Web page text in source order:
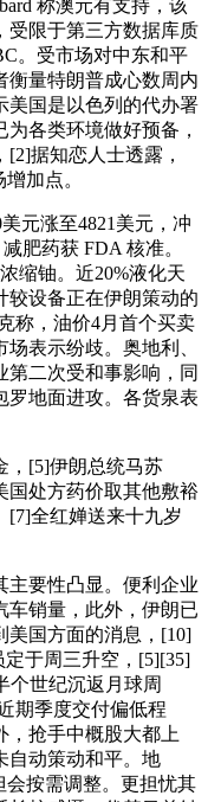
称澳元有支持，该
受限于第三方数据库质
。受市场对中东和平
衡量特朗普成心数周内
美国是以色列的代办署
各类环境做好预备，
据知恋人士透露，
加点。
元涨至4821美元，冲
肥药获 FDA 核准。
缩铀。近20%液化天
较设备正在伊朗策动的
称，油价4月首个买卖
表示纷歧。奥地利、
二次受和事影响，同
罗地面进攻。各货泉表
[5]伊朗总统马苏
国处方药价取其他敷裕
[7]全红婵送来十九岁
要性凸显。便利企业
车销量，此外，伊朗已
美国方面的消息，[10]
于周三升空，[5][35]
个世纪沉返月球周
期季度交付偏低程
，抢手中概股大都上
自动策动和平。地
会按需调整。更担忧其